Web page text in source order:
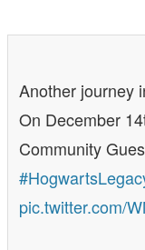
Another journey
On December
Community
pic.twitter.com/